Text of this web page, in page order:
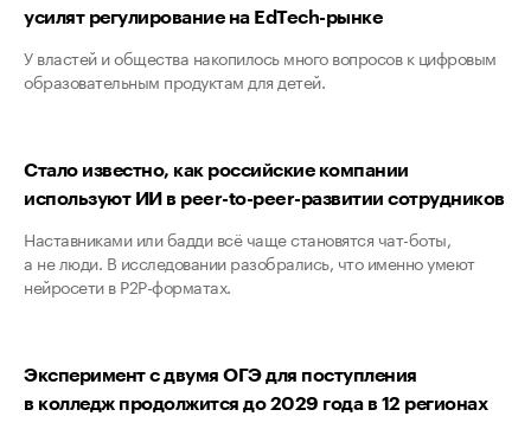
усилят регулирование на EdTech-рынке
У властей и общества накопилось много вопросов к цифровым
образовательным продуктам для детей.
Стало известно, как российские компании
используют ИИ в peer-to-peer-развитии сотрудников
Наставниками или бадди всё чаще становятся чат-боты,
а не люди. В исследовании разобрались, что именно умеют
нейросети в P2P-форматах.
Эксперимент с двумя ОГЭ для поступления
в колледж продолжится до 2029 года в 12 регионах